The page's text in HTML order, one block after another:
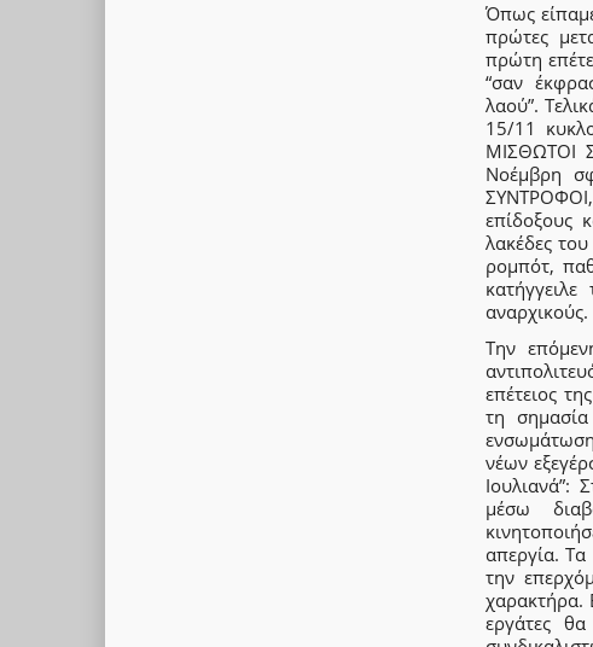
Όπως
πρώτες
πρώτη
“σαν
λαού”.
15/11
ΜΙΣΘΩΤΟΙ
Νοέμβρη
επίδοξους
λακέδες
ρομπότ,
αναρχικούς.
Την
επέτειος
τη
νέων
Ιουλιανά”:
μέσω
απεργία.
την
χαρακτήρα.
εργάτες